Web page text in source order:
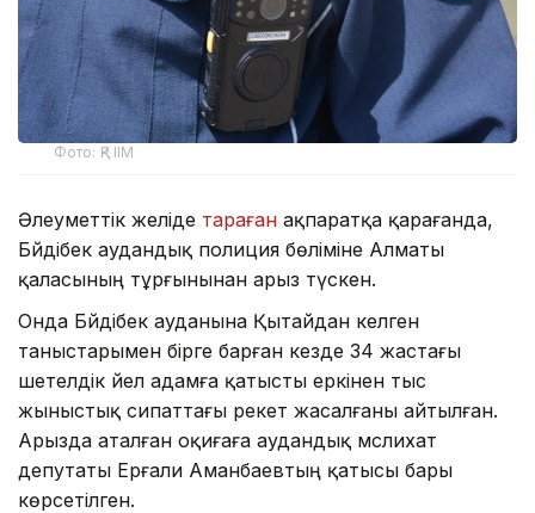
Фото: ҚР ІІМ
Әлеуметтік желіде тараған ақпаратқа қарағанда,
Бәйдібек аудандық полиция бөліміне Алматы
қаласының тұрғынынан арыз түскен.
Онда Бәйдібек ауданына Қытайдан келген
таныстарымен бірге барған кезде 34 жастағы
шетелдік әйел адамға қатысты еркінен тыс
жыныстық сипаттағы әрекет жасалғаны айтылған.
Арызда аталған оқиғаға аудандық мәслихат
депутаты Ерғали Аманбаевтың қатысы бары
көрсетілген.